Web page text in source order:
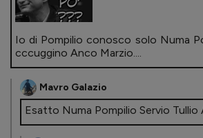
Io di Pompilio conosco solo Numa
cccuggino Anco Marzio....
Mavro Galazio
Esatto Numa Pompilio Servio Tullio